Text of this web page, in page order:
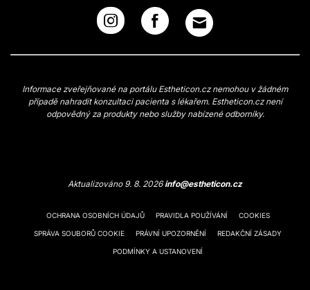
Informace zveřejňované na portálu Estheticon.cz nemohou v žádném
případě nahradit konzultaci pacienta s lékařem. Estheticon.cz není
odpovědný za produkty nebo služby nabízené odborníky.
Aktualizováno 9. 8. 2026info@estheticon.cz
OCHRANA OSOBNÍCH ÚDAJŮ PRAVIDLA POUŽÍVÁNÍ COOKIES
SPRÁVA SOUBORŮ COOKIE PRÁVNÍ UPOZORNĚNÍ REDAKČNÍ ZÁSADY
PODMÍNKY A USTANOVENÍ